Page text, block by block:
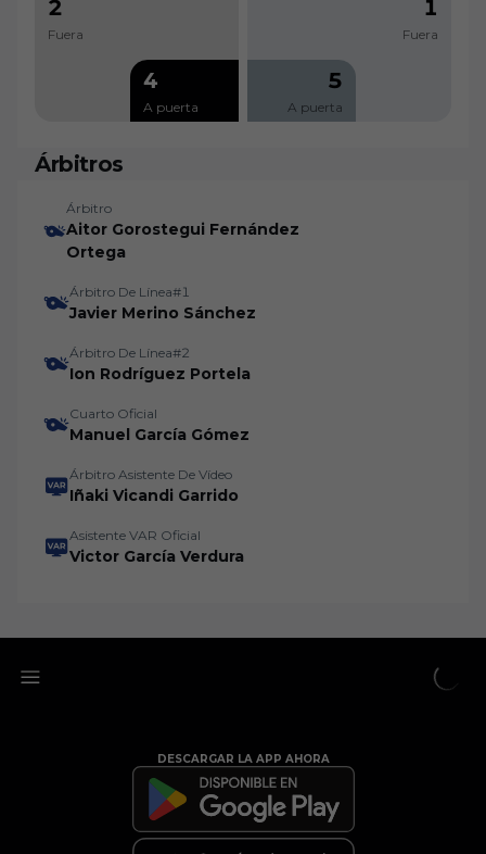
2
Fuera
4
A puerta
1
Fuera
5
A puerta
Árbitros
Árbitro
Aitor Gorostegui Fernández
Ortega
Árbitro De Línea#1
Javier Merino Sánchez
Árbitro De Línea#2
Ion Rodríguez Portela
Cuarto Oficial
Manuel García Gómez
Árbitro Asistente De Vídeo
Iñaki Vicandi Garrido
Asistente VAR Oficial
Victor García Verdura
DESCARGAR LA APP AHORA